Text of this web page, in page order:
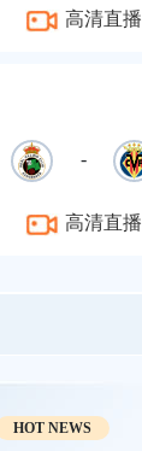
高清直播
-
高清直播
HOT NEWS